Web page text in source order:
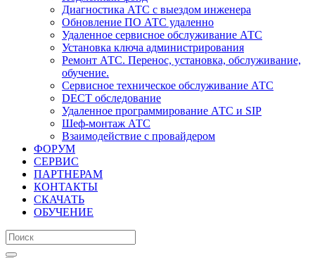
Диагностика АТС с выездом инженера
Обновление ПО АТС удаленно
Удаленное сервисное обслуживание АТС
Установка ключа администрирования
Ремонт АТС. Перенос, установка, обслуживание,
обучение.
Сервисное техническое обслуживание АТС
DECT обследование
Удаленное программирование АТС и SIP
Шеф-монтаж АТС
Взаимодействие с провайдером
ФОРУМ
СЕРВИС
ПАРТНЕРАМ
КОНТАКТЫ
СКАЧАТЬ
ОБУЧЕНИЕ